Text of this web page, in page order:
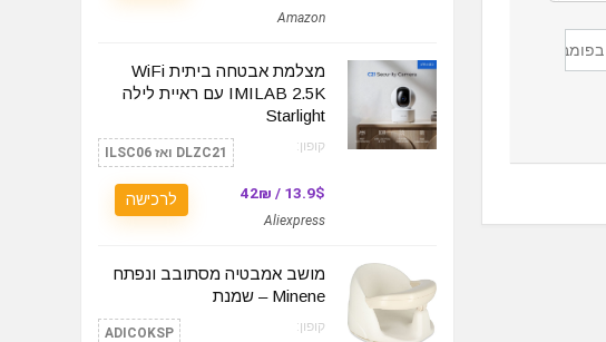
Amazon
מצלמת אבטחה ביתית WiFi
IMILAB 2.5K עם ראיית לילה
Starlight
קופון: DLZC21 ואז ILSC06
13.9$ / 42₪
Aliexpress
לרכישה
מושב אמבטיה מסתובב ונפתח
Minene – שמנת
קופון: ADICOKSP